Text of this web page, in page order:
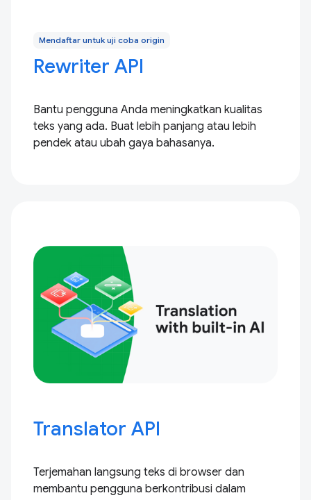
Mendaftar untuk uji coba origin
Rewriter API
Bantu pengguna Anda meningkatkan kualitas
teks yang ada. Buat lebih panjang atau lebih
pendek atau ubah gaya bahasanya.
Translator API
Terjemahan langsung teks di browser dan
membantu pengguna berkontribusi dalam